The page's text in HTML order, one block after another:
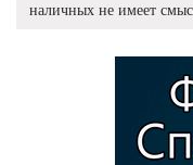
наличных не имеет